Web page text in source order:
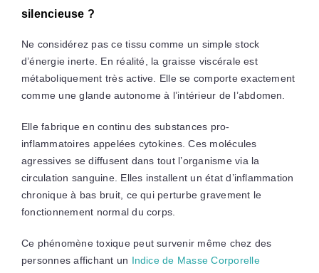
silencieuse ?
Ne considérez pas ce tissu comme un simple stock
d’énergie inerte. En réalité, la graisse viscérale est
métaboliquement très active. Elle se comporte exactement
comme une glande autonome à l’intérieur de l’abdomen.
Elle fabrique en continu des substances pro-
inflammatoires appelées cytokines. Ces molécules
agressives se diffusent dans tout l’organisme via la
circulation sanguine. Elles installent un état d’inflammation
chronique à bas bruit, ce qui perturbe gravement le
fonctionnement normal du corps.
Ce phénomène toxique peut survenir même chez des
personnes affichant un Indice de Masse Corporelle